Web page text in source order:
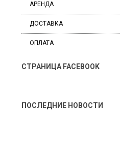
АРЕНДА
ДОСТАВКА
ОПЛАТА
СТРАНИЦА FACEBOOK
ПОСЛЕДНИЕ НОВОСТИ